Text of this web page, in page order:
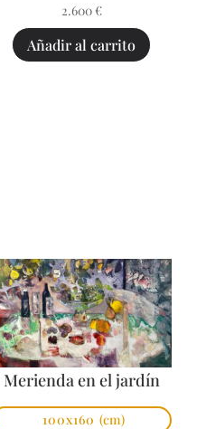
2.600 €
Añadir al carrito
Merienda en el jardín
100x160 (cm)